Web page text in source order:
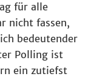
für alle
nicht fassen,
bedeutender
Polling ist
ein zutiefst